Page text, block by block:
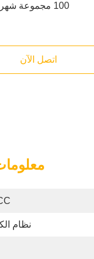
100 مجموعة شهريا
اتصل الآن
نظام